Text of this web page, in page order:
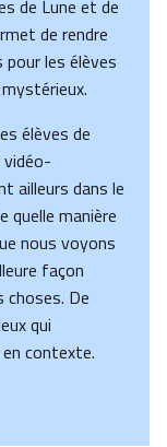
de Lune et de
de rendre
les élèves
élèves de
ailleurs dans le
quelle manière
nous voyons
façon
choses. De
qui
contexte.